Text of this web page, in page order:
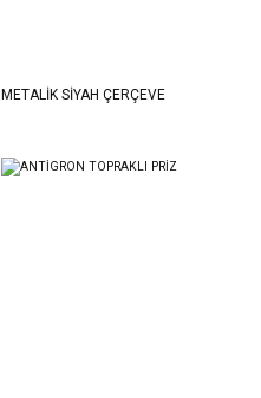
METALİK SİYAH ÇERÇEVE